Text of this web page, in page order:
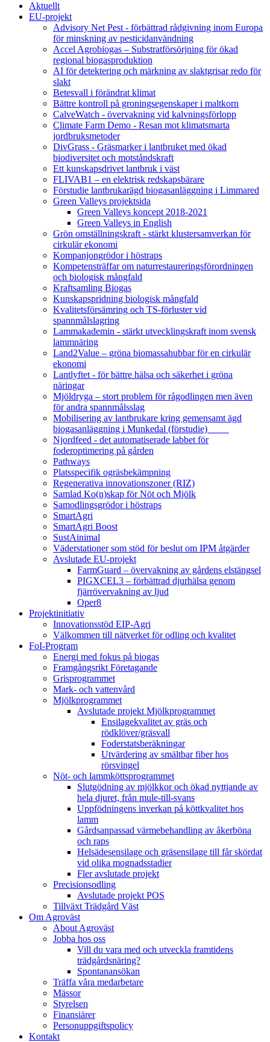
Aktuellt
EU-projekt
Advisory Net Pest - förbättrad rådgivning inom Europa
för minskning av pesticidanvändning
Accel Agrobiogas – Substratförsörjning för ökad
regional biogasproduktion
AI för detektering och märkning av slaktgrisar redo för
slakt
Betesvall i förändrat klimat
Bättre kontroll på groningsegenskaper i maltkorn
CalveWatch - övervakning vid kalvningsförlopp
Climate Farm Demo - Resan mot klimatsmarta
jordbruksmetoder
DivGrass - Gräsmarker i lantbruket med ökad
biodiversitet och motståndskraft
Ett kunskapsdrivet lantbruk i väst
FLIVAB1 – en elektrisk redskapsbärare
Förstudie lantbrukarägd biogasanläggning i Limmared
Green Valleys projektsida
Green Valleys koncept 2018-2021
Green Valleys in English
Grön omställningskraft - stärkt klustersamverkan för
cirkulär ekonomi
Kompanjongrödor i höstraps
Kompetensträffar om naturrestaureringsförordningen
och biologisk mångfald
Kraftsamling Biogas
Kunskapspridning biologisk mångfald
Kvalitetsförsämring och TS-förluster vid
spannmålslagring
Lammakademin - stärkt utvecklingskraft inom svensk
lammnäring
Land2Value – gröna biomassahubbar för en cirkulär
ekonomi
Lantlyftet - för bättre hälsa och säkerhet i gröna
näringar
Mjöldryga – stort problem för rågodlingen men även
för andra spannmålsslag
Mobilisering av lantbrukare kring gemensamt ägd
biogasanläggning i Munkedal (förstudie)
Njordfeed - det automatiserade labbet för
foderoptimering på gården
Pathways
Platsspecifik ogräsbekämpning
Regenerativa innovationszoner (RIZ)
Samlad Ko(n)skap för Nöt och Mjölk
Samodlingsgrödor i höstraps
SmartAgri
SmartAgri Boost
SustAinimal
Väderstationer som stöd för beslut om IPM åtgärder
Avslutade EU-projekt
FarmGuard – övervakning av gårdens elstängsel
PIGXCEL3 – förbättrad djurhälsa genom
fjärrövervakning av ljud
Oper8
Projektinitiativ
Innovationsstöd EIP-Agri
Välkommen till nätverket för odling och kvalitet
FoI-Program
Energi med fokus på biogas
Framgångsrikt Företagande
Grisprogrammet
Mark- och vattenvård
Mjölkprogrammet
Avslutade projekt Mjölkprogrammet
Ensilagekvalitet av gräs och
rödklöver/gräsvall
Foderstatsberäkningar
Utvärdering av smältbar fiber hos
rörsvingel
Nöt- och lammköttsprogrammet
Slutgödning av mjölkkor och ökad nyttjande av
hela djuret, från mule-till-svans
Uppfödningens inverkan på köttkvalitet hos
lamm
Gårdsanpassad värmebehandling av åkerböna
och raps
Helsädesensilage och gräsensilage till får skördat
vid olika mognadsstadier
Fler avslutade projekt
Precisionsodling
Avslutade projekt POS
Tillväxt Trädgård Väst
Om Agroväst
About Agroväst
Jobba hos oss
Vill du vara med och utveckla framtidens
trädgårdsnäring?
Spontanansökan
Träffa våra medarbetare
Mässor
Styrelsen
Finansiärer
Personuppgiftspolicy
Kontakt